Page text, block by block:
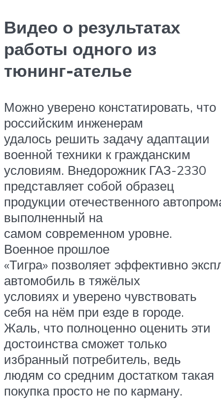
Видео о результатах
работы одного из
тюнинг-ателье
Можно уверено констатировать, что
российским инженерам
удалось решить задачу адаптации
военной техники к гражданским
условиям. Внедорожник ГАЗ-2330
представляет собой образец
продукции отечественного
выполненный на
самом современном уровне.
Военное прошлое
«Тигра» позволяет эффективно
автомобиль в тяжёлых
условиях и уверено чувствовать
себя на нём при езде в городе.
Жаль, что полноценно оценить эти
достоинства сможет только
избранный потребитель, ведь
людям со средним достатком такая
покупка просто не по карману.